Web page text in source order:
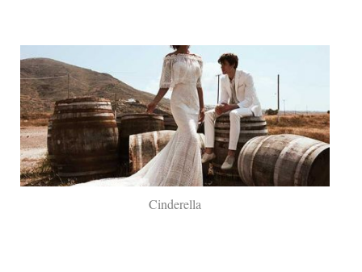
Cinderella